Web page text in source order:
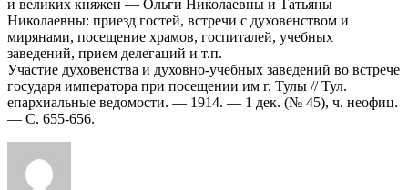
и великих княжен — Ольги Николаевны и Татьяны
Николаевны: приезд гостей, встречи с духовенством и
мирянами, посещение храмов, госпиталей, учебных
заведений, прием делегаций и т.п.
Участие духовенства и духовно-учебных заведений во встрече
государя императора при посещении им г. Тулы // Тул.
епархиальные ведомости. — 1914. — 1 дек. (№ 45), ч. неофиц.
— С. 655-656.